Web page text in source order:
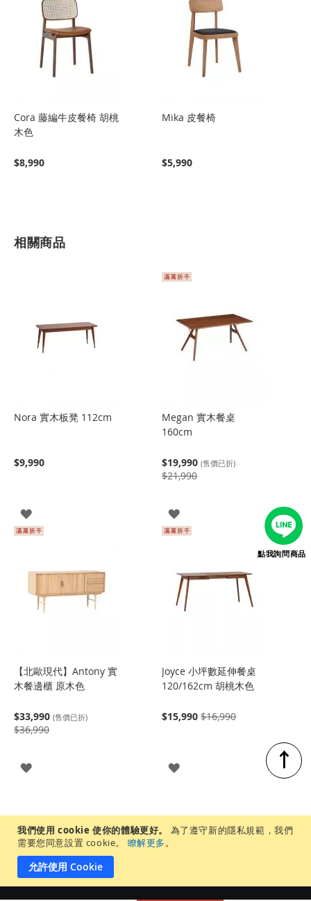
我們使用 cookie 使你的體驗更好。
為了遵守新的隱私規範，我們
需要您同意設置 cookie。
瞭解更多。
允許使用 Cookie
Cora 藤編牛皮餐椅 胡桃
木色
$8,990
Mika 皮餐椅
$5,990
相關商品
Nora 實木板凳 112cm
$9,990
登
入
Megan 實木餐桌
160cm
$19,990 (售價已折)
$21,990
登
入
【北歐現代】Antony 實
木餐邊櫃 原木色
$33,990 (售價已折)
$36,990
登
Joyce 小坪數延伸餐桌
120/162cm 胡桃木色
$15,990 $16,990
登
↑
點我詢問商品